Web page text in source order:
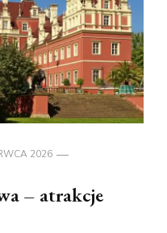
2026
– atrakcje